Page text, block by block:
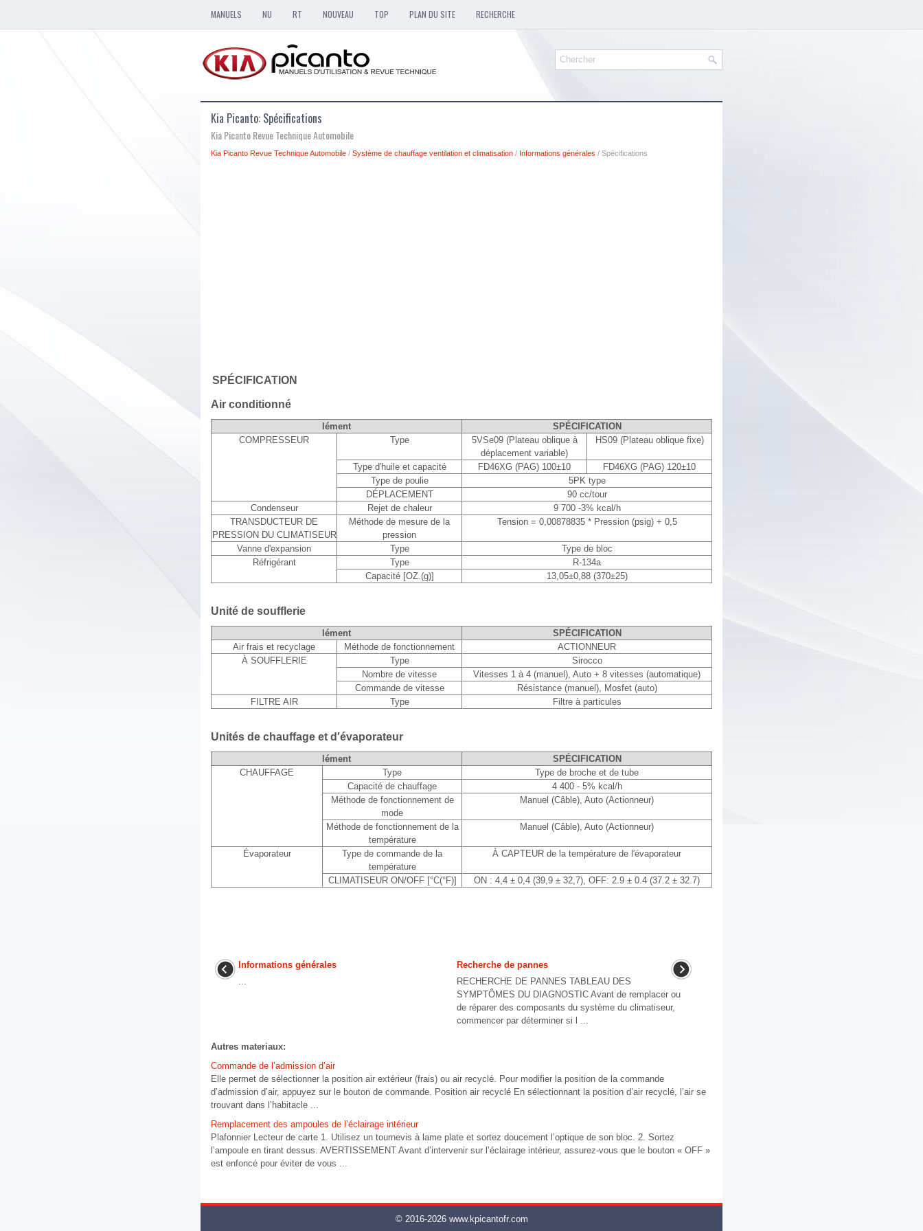
MANUELS NU RT NOUVEAU TOP PLAN DU SITE RECHERCHE
Kia Picanto: Spécifications
Kia Picanto Revue Technique Automobile
Kia Picanto Revue Technique Automobile / Système de chauffage ventilation et climatisation / Informations générales / Spécifications
SPÉCIFICATION
Air conditionné
lément
SPÉCIFICATION
COMPRESSEUR
Type
5VSe09 (Plateau oblique à
déplacement variable)
HS09 (Plateau oblique fixe)
Type d′huile et capacité FD46XG (PAG) 100±10
FD46XG (PAG) 120±10
Type de poulie
5PK type
DÉPLACEMENT
90 cc/tour
Condenseur
Rejet de chaleur
9 700 -3% kcal/h
TRANSDUCTEUR DE
PRESSION DU CLIMATISEUR
Méthode de mesure de la
pression
Tension = 0,00878835 * Pression (psig) + 0,5
Vanne d'expansion Type
Type de bloc
Réfrigérant
Type
R-134a
Capacité [OZ.(g)]
13,05±0,88 (370±25)
Unité de soufflerie
lément
SPÉCIFICATION
Air frais et recyclage
Méthode de fonctionnement
ACTIONNEUR
À SOUFFLERIE
Type
Sirocco
Nombre de vitesse
Vitesses 1 à 4 (manuel), Auto + 8 vitesses (automatique)
Commande de vitesse
Résistance (manuel), Mosfet (auto)
FILTRE AIR
Type Filtre à particules
Unités de chauffage et d′évaporateur
lément
SPÉCIFICATION
CHAUFFAGE
Type
Type de broche et de tube
Capacité de chauffage
4 400 - 5% kcal/h
Méthode de fonctionnement de
mode
Manuel (Câble), Auto (Actionneur)
Méthode de fonctionnement de la
température
Manuel (Câble), Auto (Actionneur)
Évaporateur
Type de commande de la
température
À CAPTEUR de la température de l′évaporateur
CLIMATISEUR ON/OFF [°C(°F)] ON : 4,4 ± 0,4 (39,9 ± 32,7), OFF: 2.9 ± 0.4 (37.2 ± 32.7)
Informations générales
...
Recherche de pannes
RECHERCHE DE PANNES TABLEAU DES
SYMPTÔMES DU DIAGNOSTIC Avant de remplacer ou
de réparer des composants du système du climatiseur,
commencer par déterminer si l ...
Autres materiaux:
Commande de l’admission d’air
Elle permet de sélectionner la position air extérieur (frais) ou air recyclé. Pour modifier la position de la commande
d’admission d’air, appuyez sur le bouton de commande. Position air recyclé En sélectionnant la position d’air recyclé, l’air se
trouvant dans l’habitacle ...
Remplacement des ampoules de l’éclairage intérieur
Plafonnier Lecteur de carte 1. Utilisez un tournevis à lame plate et sortez doucement l’optique de son bloc. 2. Sortez
l’ampoule en tirant dessus. AVERTISSEMENT Avant d’intervenir sur l’éclairage intérieur, assurez-vous que le bouton « OFF »
est enfoncé pour éviter de vous ...
© 2016-2026 www.kpicantofr.com